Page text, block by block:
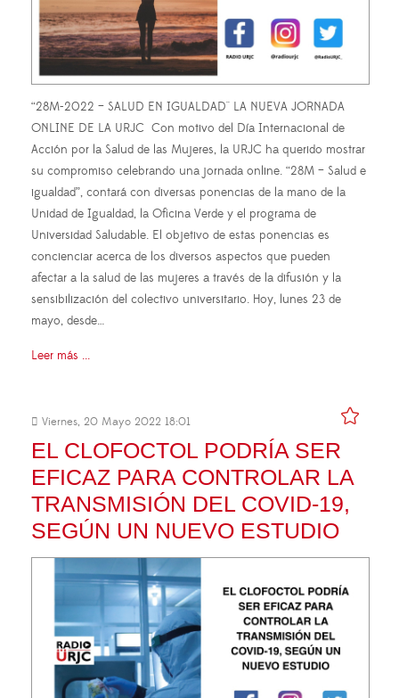
“28M-2022 – SALUD EN IGUALDAD'' LA NUEVA JORNADA
ONLINE DE LA URJC Con motivo del Día Internacional de
Acción por la Salud de las Mujeres, la URJC ha querido mostrar
su compromiso celebrando una jornada online. “28M – Salud e
igualdad”, contará con diversas ponencias de la mano de la
Unidad de Igualdad, la Oficina Verde y el programa de
Universidad Saludable. El objetivo de estas ponencias es
concienciar acerca de los diversos aspectos que pueden
afectar a la salud de las mujeres a través de la difusión y la
sensibilización del colectivo universitario. Hoy, lunes 23 de
mayo, desde…
Leer más ...
Viernes, 20 Mayo 2022 18:01
EL CLOFOCTOL PODRÍA SER
EFICAZ PARA CONTROLAR LA
TRANSMISIÓN DEL COVID-19,
SEGÚN UN NUEVO ESTUDIO